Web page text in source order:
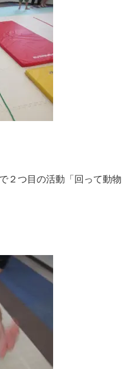
２つ目の活動「回って動物